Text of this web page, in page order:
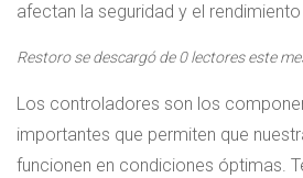
afectan la seguridad y el
Restoro se descargó de0lectores este
Los controladores son los
importantes que permiten que
funcionen en condiciones óptimas.